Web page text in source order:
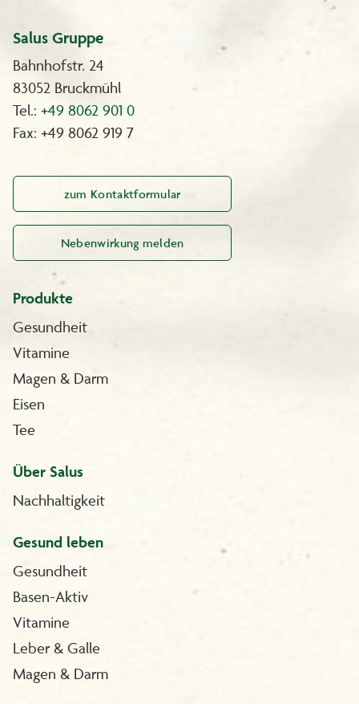
Salus Gruppe
Bahnhofstr. 24
83052 Bruckmühl
Tel.: +49 8062 901 0
Fax: +49 8062 919 7
zum Kontaktformular
Nebenwirkung melden
Produkte
Gesundheit
Vitamine
Magen & Darm
Eisen
Tee
Über Salus
Nachhaltigkeit
Gesund leben
Gesundheit
Basen-Aktiv
Vitamine
Leber & Galle
Magen & Darm